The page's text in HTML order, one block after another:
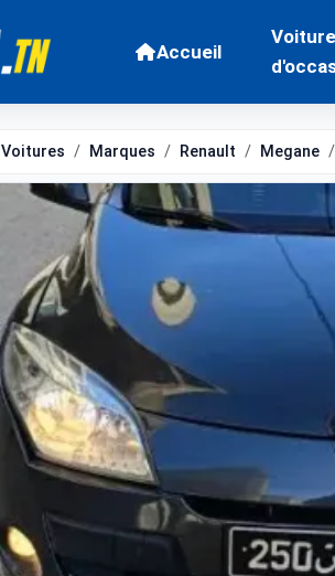
Accueil
Voitures Marques Renault Megane